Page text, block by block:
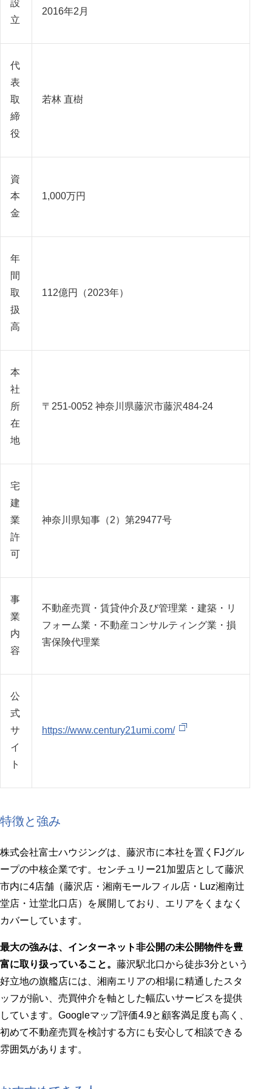
設
立
2016年2月
代
表
取
締
役
若林 直樹
資
本
金
1,000万円
年
間
取
扱
高
112億円（2023年）
本
社
所
在
地
〒251-0052 神奈川県藤沢市藤沢484-24
宅
建
業
許
可
神奈川県知事（2）第29477号
事
業
内
容
不動産売買・賃貸仲介及び管理業・建築・リ
フォーム業・不動産コンサルティング業・損
害保険代理業
公
式
サ
イ
ト
https://www.century21umi.com/
特徴と強み
株式会社富士ハウジングは、藤沢市に本社を置くFJグル
ープの中核企業です。センチュリー21加盟店として藤沢
市内に4店舗（藤沢店・湘南モールフィル店・Luz湘南辻
堂店・辻堂北口店）を展開しており、エリアをくまなく
カバーしています。
最大の強みは、インターネット非公開の未公開物件を豊
富に取り扱っていること。 藤沢駅北口から徒歩3分という
好立地の旗艦店には、湘南エリアの相場に精通したスタ
ッフが揃い、売買仲介を軸とした幅広いサービスを提供
しています。Googleマップ評価4.9と顧客満足度も高く、
初めて不動産売買を検討する方にも安心して相談できる
雰囲気があります。